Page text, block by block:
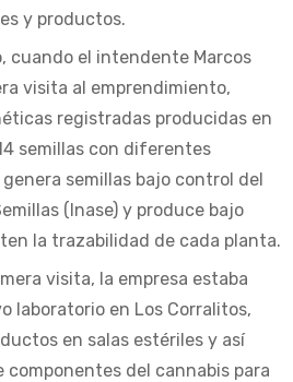
y productos.
cuando el intendente Marcos
visita al emprendimiento,
registradas producidas en
semillas con diferentes
semillas bajo control del
(Inase) y produce bajo
la trazabilidad de cada planta.
visita, la empresa estaba
laboratorio en Los Corralitos,
en salas estériles y así
del cannabis para